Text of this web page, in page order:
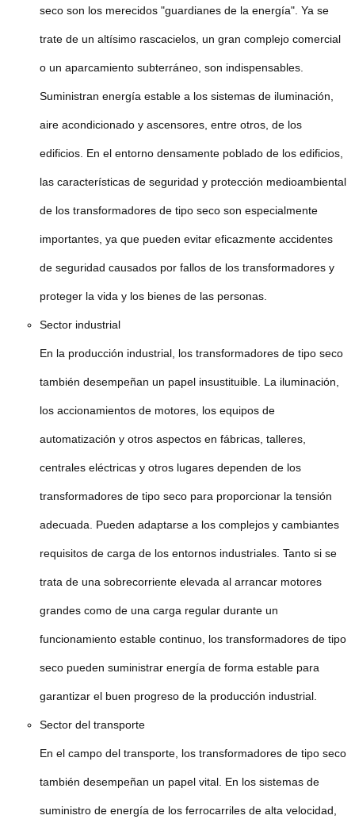
seco son los merecidos "guardianes de la energía". Ya se
trate de un altísimo rascacielos, un gran complejo comercial
o un aparcamiento subterráneo, son indispensables.
Suministran energía estable a los sistemas de iluminación,
aire acondicionado y ascensores, entre otros, de los
edificios. En el entorno densamente poblado de los edificios,
las características de seguridad y protección medioambiental
de los transformadores de tipo seco son especialmente
importantes, ya que pueden evitar eficazmente accidentes
de seguridad causados por fallos de los transformadores y
proteger la vida y los bienes de las personas.
Sector industrial
En la producción industrial, los transformadores de tipo seco
también desempeñan un papel insustituible. La iluminación,
los accionamientos de motores, los equipos de
automatización y otros aspectos en fábricas, talleres,
centrales eléctricas y otros lugares dependen de los
transformadores de tipo seco para proporcionar la tensión
adecuada. Pueden adaptarse a los complejos y cambiantes
requisitos de carga de los entornos industriales. Tanto si se
trata de una sobrecorriente elevada al arrancar motores
grandes como de una carga regular durante un
funcionamiento estable continuo, los transformadores de tipo
seco pueden suministrar energía de forma estable para
garantizar el buen progreso de la producción industrial.
Sector del transporte
En el campo del transporte, los transformadores de tipo seco
también desempeñan un papel vital. En los sistemas de
suministro de energía de los ferrocarriles de alta velocidad,